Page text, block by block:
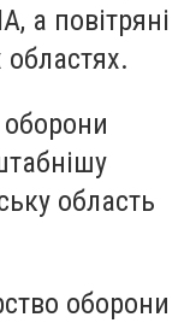
а повітряні
областях.
область
оборони